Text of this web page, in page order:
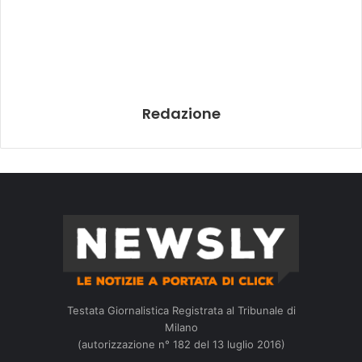
Redazione
Testata Giornalistica Registrata al Tribunale di
Milano
(autorizzazione n° 182 del 13 luglio 2016)